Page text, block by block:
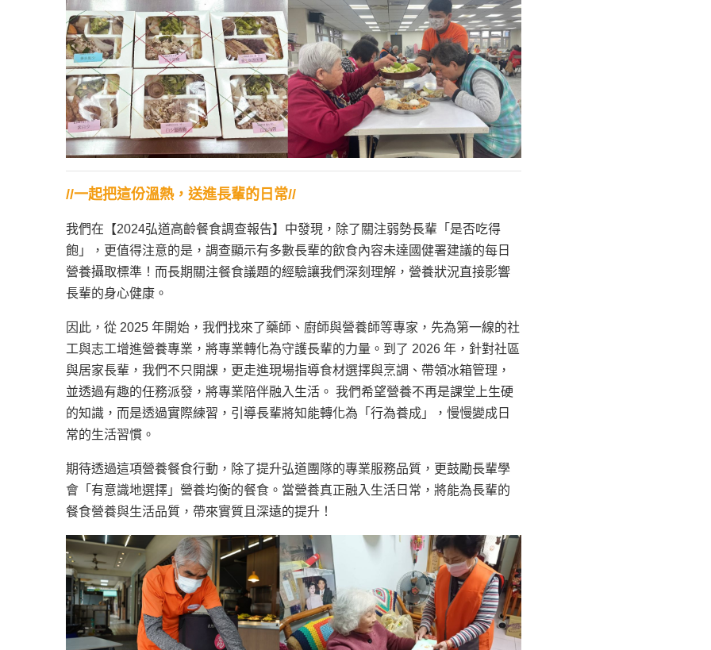
//一起把這份溫熱，送進長輩的日常//
我們在【2024弘道高齡餐食調查報告】中發現，除了關注弱勢長輩「是否吃得
飽」，更值得注意的是，調查顯示有多數長輩的飲食內容未達國健署建議的每日
營養攝取標準！而長期關注餐食議題的經驗讓我們深刻理解，營養狀況直接影響
長輩的身心健康。
因此，從 2025 年開始，我們找來了藥師、廚師與營養師等專家，先為第一線的社
工與志工增進營養專業，將專業轉化為守護長輩的力量。到了 2026 年，針對社區
與居家長輩，我們不只開課，更走進現場指導食材選擇與烹調、帶領冰箱管理，
並透過有趣的任務派發，將專業陪伴融入生活。 我們希望營養不再是課堂上生硬
的知識，而是透過實際練習，引導長輩將知能轉化為「行為養成」，慢慢變成日
常的生活習慣。
期待透過這項營養餐食行動，除了提升弘道團隊的專業服務品質，更鼓勵長輩學
會「有意識地選擇」營養均衡的餐食。當營養真正融入生活日常，將能為長輩的
餐食營養與生活品質，帶來實質且深遠的提升！